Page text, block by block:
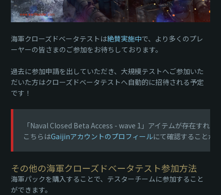
海軍クローズドベータテストは絶賛実施中で、より多くのプレ
ーヤーの皆さまのご参加をお待ちしております。
過去に参加申請を出していただき、大規模テストへご参加いた
だいた方はクローズドベータテストへ自動的に招待される予定
です！
「Naval Closed Beta Access - wave 1」アイテムが存在すれ
こちらはGaijinアカウントのプロフィールにて確認することが
その他の海軍クローズドベータテスト参加方法
海軍パックを購入することで、テスターチームに参加すること
ができます。